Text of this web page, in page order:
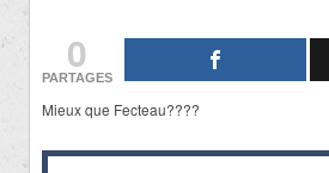
0
PARTAGES
Mieux que Fecteau????